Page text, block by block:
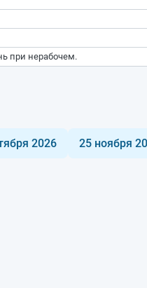
при нерабочем.
2026 25 ноября